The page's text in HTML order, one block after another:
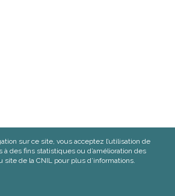
sur ce site, vous acceptez l’utilisation de
à des fins statistiques ou d’amélioration des
site de la CNIL pour plus d’informations.